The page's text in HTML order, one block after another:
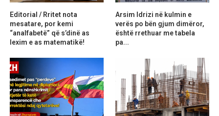
Editorial / Rritet nota
mesatare, por kemi
“analfabetë” që s’dinë as
lexim e as matematikë!
Arsim Idrizi në kulmin e
verës po bën gjum dimëror,
është rrethuar me tabela
pa...